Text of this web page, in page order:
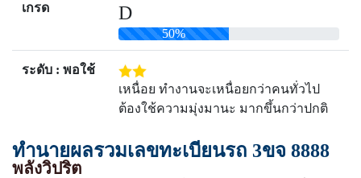
เกรด D
50%
ระดับ : พอใช้
เหนื่อย ทำงานจะเหนื่อยกว่าคนทั่วไป
ต้องใช้ความมุ่งมานะ มากขึ้นกว่าปกติ
ทำนายผลรวมเลขทะเบียนรถ 3ขจ 8888
พลังวิปริต